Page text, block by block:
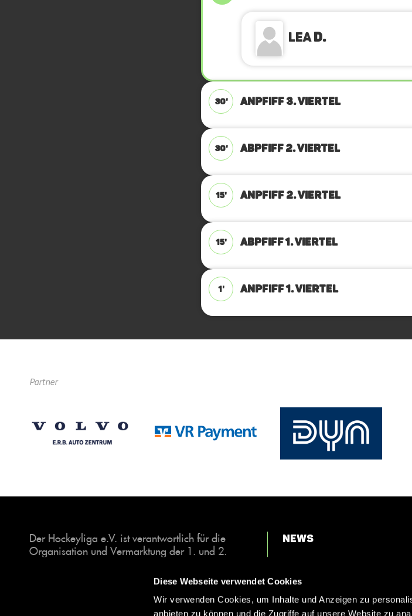
Diese Webseite verwendet Cookies
Wir verwenden Cookies, um Inhalte und Anzeigen zu
anbieten zu können und die Zugriffe auf unsere Website zu
LeaD.
30' ANPFIFF 3. Viertel
30' ABPFIFF 2. Viertel
15' ANPFIFF 2. Viertel
15' ABPFIFF 1. Viertel
1' ANPFIFF 1. Viertel
Partner
Der Hockeyliga e.V. ist verantwortlich für die
Organisation und Vermarktung der 1. und 2.
Halle. Insgesamt sind über 60 Vereine unter dem
Dach der Hockeyliga organisiert, sowohl im
Herren als auch im Damen Bereich.
News
Kontakt